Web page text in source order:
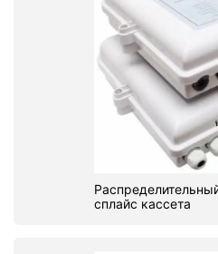
сплайс кассета